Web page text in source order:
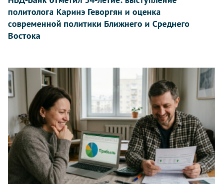
политолога Каринэ Геворгян и оценка
современной политики Ближнего и Среднего
Востока